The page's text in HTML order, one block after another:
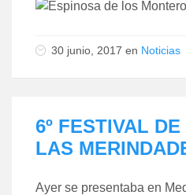
30 junio, 2017 en Noticias
6º FESTIVAL
LAS
Ayer se presentaba en